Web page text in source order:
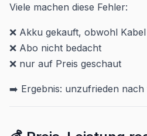
Viele machen diese Fehler:
❌ Akku gekauft, obwohl
❌ Abo nicht bedacht
❌ nur auf Preis geschaut
➡️ Ergebnis: unzufrieden nach